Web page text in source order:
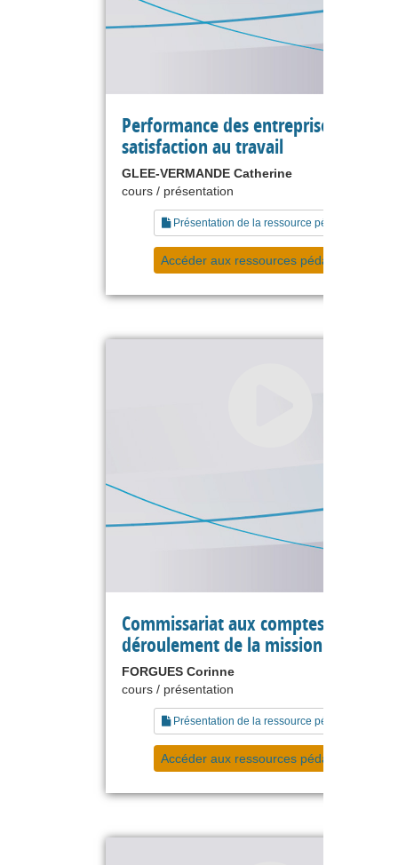
Performance des entreprises et
satisfaction au travail
GLEE-VERMANDE Catherine
cours / présentation
Présentation de la ressource pédagogique
Accéder aux ressources pédagogiques
Commissariat aux comptes : le
déroulement de la mission d'audit
FORGUES Corinne
cours / présentation
Présentation de la ressource pédagogique
Accéder aux ressources pédagogiques